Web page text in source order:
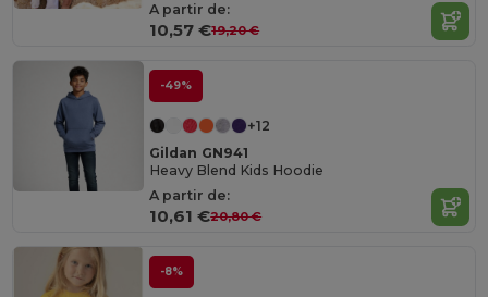
A partir de:
10,57 €19,20 €
-49%
+12
Gildan GN941
Heavy Blend Kids Hoodie
A partir de:
10,61 €20,80 €
-8%